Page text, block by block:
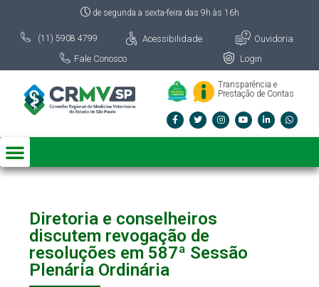
de segunda a sexta-feira das 9h às 16h
(11) 5908 4799 Acessibilidade
Ouvidoria
Fale Conosco
Login
Transparência e
Prestação de Contas
Diretoria e conselheiros
discutem revogação de
resoluções em 587ª Sessão
Plenária Ordinária